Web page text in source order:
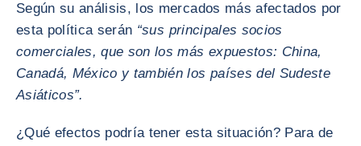
Según su análisis, los mercados más afectados por
esta política serán “sus principales socios
comerciales, que son los más expuestos: China,
Canadá, México y también los países del Sudeste
Asiáticos”.
¿Qué efectos podría tener esta situación? Para de